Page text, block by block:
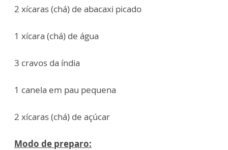
2 xícaras (chá) de abacaxi picado
1 xícara (chá) de água
3 cravos da índia
1 canela em pau pequena
2 xícaras (chá) de açúcar
Modo de preparo: